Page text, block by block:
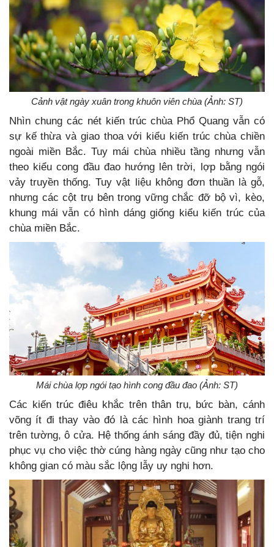
Cảnh vật ngày xuân trong khuôn viên chùa (Ảnh: ST)
Nhìn chung các nét kiến trúc chùa Phổ Quang vẫn có
sự kế thừa và giao thoa với kiểu kiến trúc chùa chiền
ngoài miền Bắc. Tuy mái chùa nhiều tầng nhưng vẫn
theo kiểu cong đầu đao hướng lên trời, lợp bằng ngói
vảy truyền thống. Tuy vật liệu không đơn thuần là gỗ,
nhưng các cột trụ bên trong vững chắc đỡ bộ vì, kèo,
khung mái vẫn có hình dáng giống kiểu kiến trúc của
chùa miền Bắc.
Mái chùa lợp ngói tạo hình cong đầu đao (Ảnh: ST)
Các kiến trúc điêu khắc trên thân trụ, bức bàn, cánh
võng ít đi thay vào đó là các hình hoa giành trang trí
trên tường, ô cửa. Hệ thống ánh sáng đầy đủ, tiện nghi
phục vụ cho việc thờ cúng hàng ngày cũng như tạo cho
không gian có màu sắc lộng lẫy uy nghi hơn.